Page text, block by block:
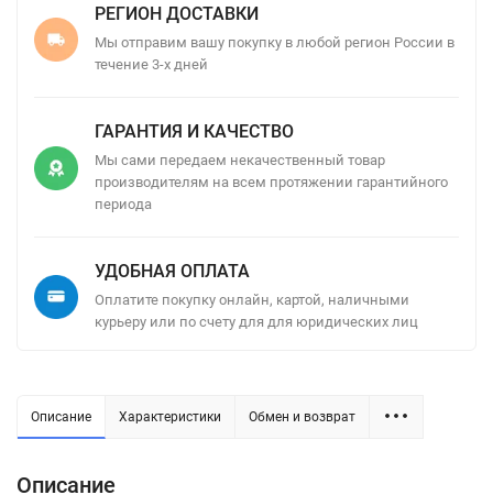
РЕГИОН ДОСТАВКИ
Мы отправим вашу покупку в любой регион России в
течение 3-х дней
ГАРАНТИЯ И КАЧЕСТВО
Мы сами передаем некачественный товар
производителям на всем протяжении гарантийного
периода
УДОБНАЯ ОПЛАТА
Оплатите покупку онлайн, картой, наличными
курьеру или по счету для для юридических лиц
Описание Характеристики Обмен и возврат
Описание